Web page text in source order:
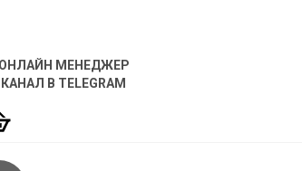
ОНЛАЙН МЕНЕДЖЕР
КАНАЛ В TELEGRAM